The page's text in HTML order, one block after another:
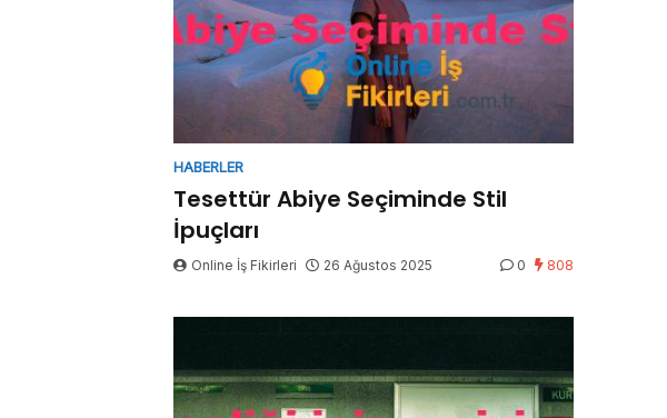
HABERLER
Tesettür Abiye Seçiminde Stil
İpuçları
Online İş Fikirleri 26 Ağustos 2025 0 808